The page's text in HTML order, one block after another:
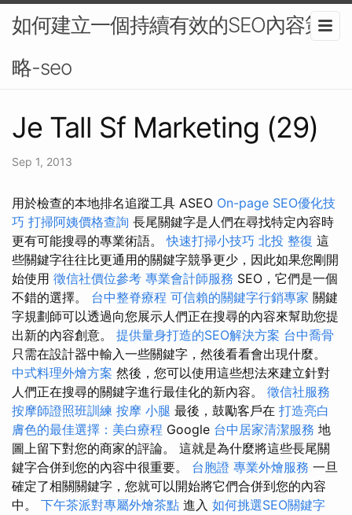
如何建立一個持續有效的SEO內容策
略-seo
Je Tall Sf Marketing (29)
Sep 1, 2013
用於檢查的本地排名追蹤工具 ASEO On-page SEO優化技
巧 打掃阿姨價格查詢 長尾關鍵字是人們在尋找特定內容時
更有可能搜尋的專業術語。快速打掃小技巧 北投 整復 這
些關鍵字往往比更通用的關鍵字競爭更少，因此如果您剛開
始使用 徵信社價位參考 專業會計師服務 SEO，它們是一個
不錯的選擇。 台中整脊療程 可信賴的關鍵字行銷專家 關鍵
字規劃師可以透過向您展示人們正在搜尋的內容來幫助您提
出新的內容創意。 提供量身打造的SEO解決方案 台中喬骨
只需在設計器中輸入一些關鍵字，然後看看會出現什麼。
中式料理外燴方案 然後，您可以使用這些想法來建立針對
人們正在搜尋的關鍵字進行最佳化的新內容。 徵信社服務
按摩師證照班訓練 按摩 小腿 最後，鼓勵客戶在 打造亮白
膚色的最佳選擇：美白療程 Google 台中居家清潔服務 地
圖上留下對您的商家的評論。 這就是為什麼將這些長尾關
鍵字合併到您的內容中很重要。 台胞證 專業外燴服務 一旦
確定了相關關鍵字，您就可以開始將它們合併到您的內容
中。 下午茶派對專屬外燴茶點 進入 如何挑選SEO關鍵字